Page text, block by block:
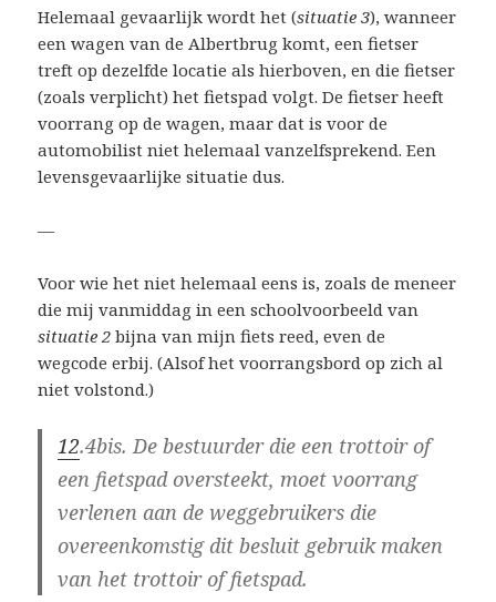
Helemaal gevaarlijk wordt het (situatie 3), wanneer
een wagen van de Albertbrug komt, een fietser
treft op dezelfde locatie als hierboven, en die fietser
(zoals verplicht) het fietspad volgt. De fietser heeft
voorrang op de wagen, maar dat is voor de
automobilist niet helemaal vanzelfsprekend. Een
levensgevaarlijke situatie dus.
—
Voor wie het niet helemaal eens is, zoals de meneer
die mij vanmiddag in een schoolvoorbeeld van
situatie 2 bijna van mijn fiets reed, even de
wegcode erbij. (Alsof het voorrangsbord op zich al
niet volstond.)
12.4bis. De bestuurder die een trottoir of
een fietspad oversteekt, moet voorrang
verlenen aan de weggebruikers die
overeenkomstig dit besluit gebruik maken
van het trottoir of fietspad.